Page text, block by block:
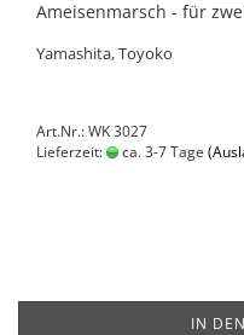
Ameisenmarsch - für
Yamashita, Toyoko
Art.Nr.: WK 3027
Lieferzeit:
ca. 3-7 Tage
IN